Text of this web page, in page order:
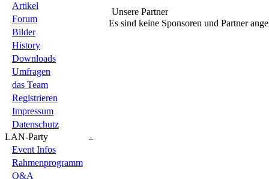
Artikel
Forum
Bilder
History
Downloads
Umfragen
das Team
Registrieren
Impressum
Datenschutz
LAN-Party
Event Infos
Rahmenprogramm
Q&A
Unsere Partner
Es sind keine Sponsoren und Partner